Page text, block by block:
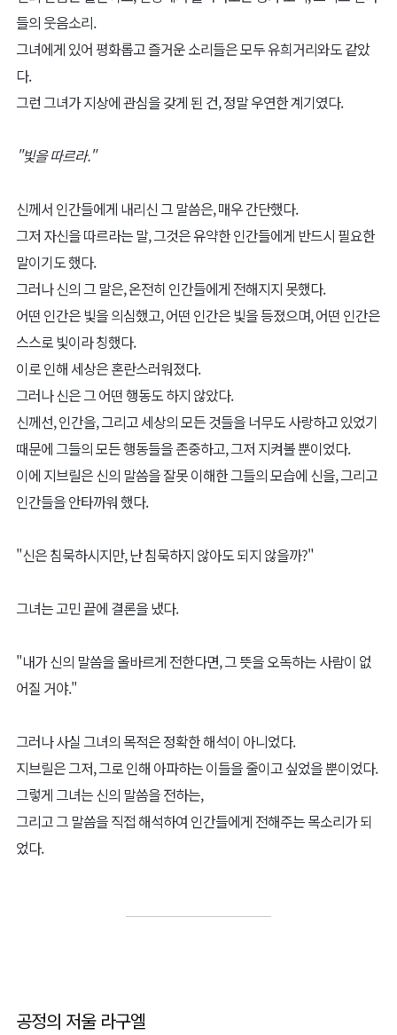
들의 웃음소리.
그녀에게 있어 평화롭고 즐거운 소리들은 모두 유희거리와도 같았
다.
그런 그녀가 지상에 관심을 갖게 된 건, 정말 우연한 계기였다.
"빛을 따르라."
신께서 인간들에게 내리신 그 말씀은, 매우 간단했다.
그저 자신을 따르라는 말, 그것은 유약한 인간들에게 반드시 필요한
말이기도 했다.
그러나 신의 그 말은, 온전히 인간들에게 전해지지 못했다.
어떤 인간은 빛을 의심했고, 어떤 인간은 빛을 등졌으며, 어떤 인간은
스스로 빛이라 칭했다.
이로 인해 세상은 혼란스러워졌다.
그러나 신은 그 어떤 행동도 하지 않았다.
신께선, 인간을, 그리고 세상의 모든 것들을 너무도 사랑하고 있었기
때문에 그들의 모든 행동들을 존중하고, 그저 지켜볼 뿐이었다.
이에 지브릴은 신의 말씀을 잘못 이해한 그들의 모습에 신을, 그리고
인간들을 안타까워 했다.
"신은 침묵하시지만, 난 침묵하지 않아도 되지 않을까?"
그녀는 고민 끝에 결론을 냈다.
"내가 신의 말씀을 올바르게 전한다면, 그 뜻을 오독하는 사람이 없
어질 거야."
그러나 사실 그녀의 목적은 정확한 해석이 아니었다.
지브릴은 그저, 그로 인해 아파하는 이들을 줄이고 싶었을 뿐이었다.
그렇게 그녀는 신의 말씀을 전하는,
그리고 그 말씀을 직접 해석하여 인간들에게 전해주는 목소리가 되
었다.
공정의 저울 라구엘